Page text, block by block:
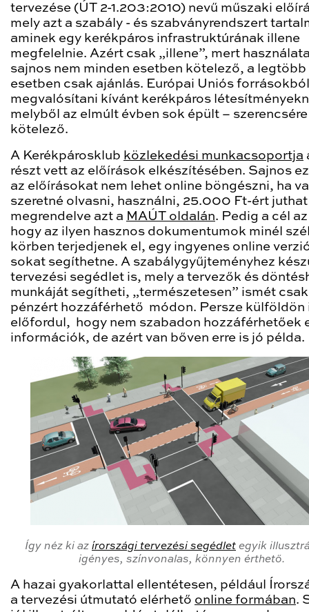
tervezése (ÚT 2-1.203:2010) nevű műszaki
mely azt a szabály - és szabványrendszert
aminek egy kerékpáros infrastruktúrának illene
megfelelnie. Azért csak „illene”, mert
sajnos nem minden esetben kötelező, a legtöbb
esetben csak ajánlás. Európai Uniós forrásokból
megvalósítani kívánt kerékpáros
melyből az elmúlt évben sok épült – szerencsére
kötelező.
A Kerékpárosklub közlekedési munkacsoportja
részt vett az előírások elkészítésében. Sajnos
az előírásokat nem lehet online böngészni, ha
szeretné olvasni, használni, 25.000 Ft-ért
megrendelve azt a MAÚT oldalán. Pedig a cél
hogy az ilyen hasznos dokumentumok minél
körben terjedjenek el, egy ingyenes online
sokat segíthetne. A szabálygyűjteményhez
tervezési segédlet is, mely a tervezők és
munkáját segítheti, „természetesen” ismét csak
pénzért hozzáférhető módon. Persze külföldön
előfordul, hogy nem szabadon hozzáférhetőek
információk, de azért van bőven erre is jó példa.
Így néz ki az írországi tervezési segédlet egyik
igényes, színvonalas, könnyen érthető.
A hazai gyakorlattal ellentétesen, például
a tervezési útmutató elérhető online formában.